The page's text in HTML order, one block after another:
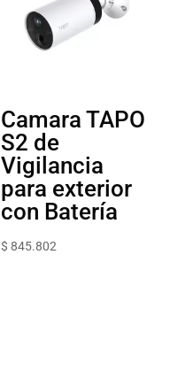
Camara TAPO
S2 de
Vigilancia
para exterior
con Batería
$ 845.802